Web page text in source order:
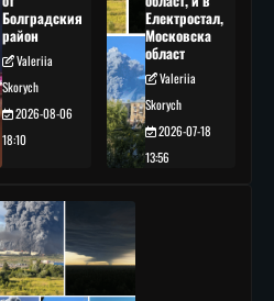
Болградския
район
Valeriia
Skorych
2026-08-06
18:10
Електростал,
Московска
област
Valeriia
Skorych
2026-07-18
13:56